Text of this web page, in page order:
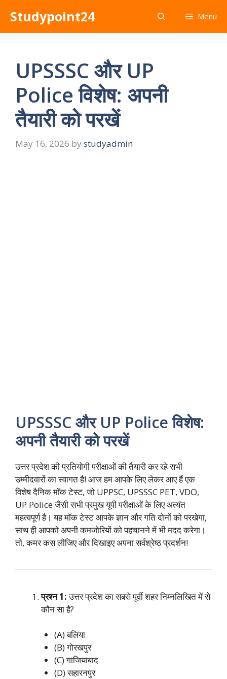
content
Studypoint24 Menu
UPSSSC और UP
Police विशेष: अपनी
तैयारी को परखें
May 16, 2026 by studyadmin
UPSSSC और UP Police विशेष:
अपनी तैयारी को परखें
उत्तर प्रदेश की प्रतियोगी परीक्षाओं की तैयारी कर रहे सभी
उम्मीदवारों का स्वागत है! आज हम आपके लिए लेकर आए हैं एक
विशेष दैनिक मॉक टेस्ट, जो UPPSC, UPSSSC PET, VDO,
UP Police जैसी सभी प्रमुख यूपी परीक्षाओं के लिए अत्यंत
महत्वपूर्ण है। यह मॉक टेस्ट आपके ज्ञान और गति दोनों को परखेगा,
साथ ही आपको अपनी कमजोरियों को पहचानने में भी मदद करेगा।
तो, कमर कस लीजिए और दिखाइए अपना सर्वश्रेष्ठ प्रदर्शन!
प्रश्न 1:उत्तर प्रदेश का सबसे पूर्वी शहर निम्नलिखित में से
कौन सा है?
(A) बलिया
(B) गोरखपुर
(C) गाजियाबाद
(D) सहारनपुर